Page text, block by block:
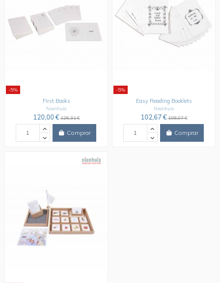
-5%
First Books
Nienhuis
120,00 €126,31 €
Comprar
-5%
Easy Reading Booklets
Nienhuis
102,67 €108,07 €
Comprar